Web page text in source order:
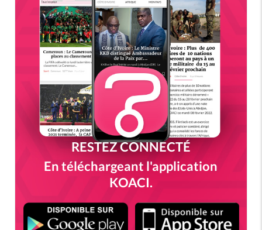
RESTEZ CONNECTÉ
En téléchargeant l'application
KOACI.